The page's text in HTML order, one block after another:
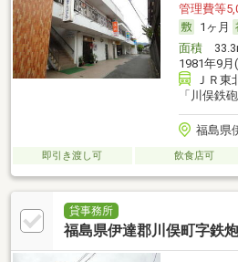
管理費等
1ヶ月
面積
1981年9月
ＪＲ東
「川俣鉄
福島県
即引き渡し可 飲食店可
貸事務所
福島県伊達郡川俣町字鉄